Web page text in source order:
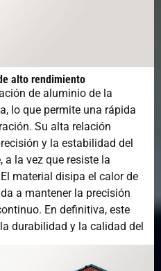
alto rendimiento
de aluminio de la
lo que permite una rápida
Su alta relación
y la estabilidad del
a la vez que resiste la
material disipa el calor de
a mantener la precisión
En definitiva, este
durabilidad y la calidad del